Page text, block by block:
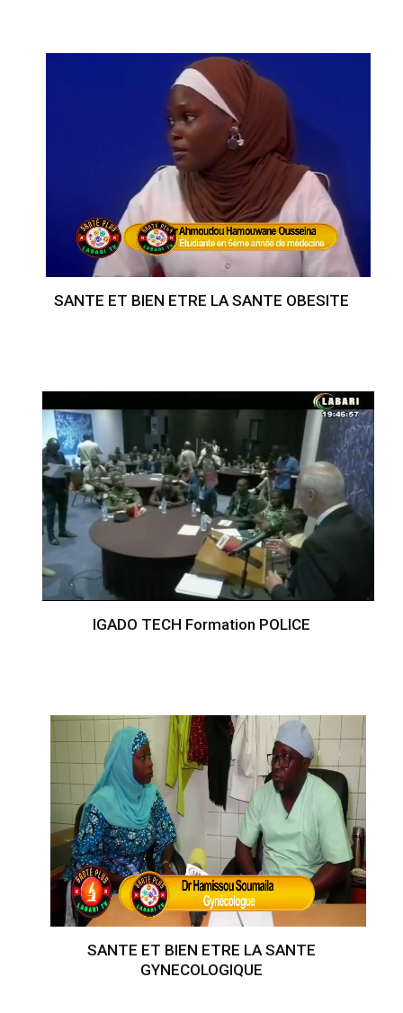
SANTE ET BIEN ETRE LA SANTE OBESITE
IGADO TECH Formation POLICE
SANTE ET BIEN ETRE LA SANTE
GYNECOLOGIQUE